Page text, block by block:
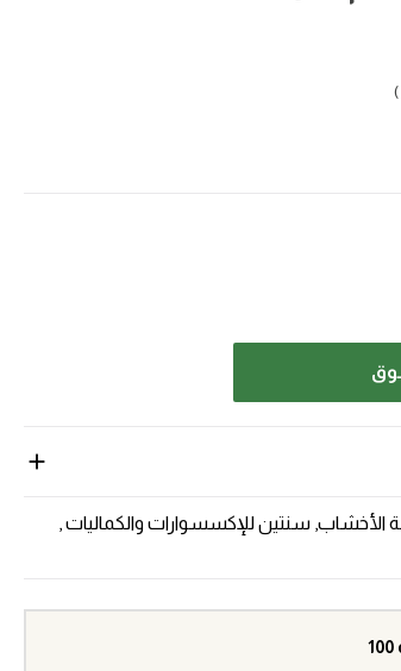
سنتين للإكسسوارات والكماليات ,
100